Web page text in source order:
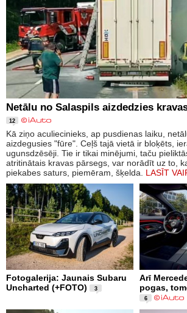
Netālu no Salaspils aizdedzies
12
Kā ziņo aculiecinieks, ap pusdienas laiku,
aizdegusies "fūre". Ceļš tajā vietā ir bloķēts,
ugunsdzēsēji. Tie ir tikai minējumi, taču
atritinātais kravas pārsegs, var norādīt uz to,
piekabes saturs, piemēram, šķelda. LASĪT
Fotogalerija: Jaunais Subaru
Uncharted (+FOTO)
3
Arī
pogas,
6